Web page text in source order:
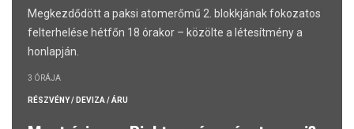
Megkezdődött a paksi atomerőmű 2. blokkjának fokozatos
felterhelése hétfőn 18 órakor – közölte a létesítmény a
honlapján.
3 ÓRÁJA
RÉSZVÉNY / DEVIZA / ÁRU